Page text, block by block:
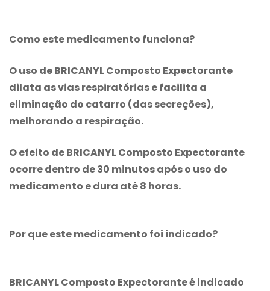
Como este medicamento funciona?
O uso deBRICANYL Composto Expectorante
dilata as vias respiratórias e facilita a
eliminação do catarro (das secreções),
melhorando a respiração.
O efeito deBRICANYL Composto Expectorante
ocorre dentro de 30 minutos após o uso do
medicamento e dura até 8 horas.
Por que este medicamento foi indicado?
BRICANYL Composto Expectoranteé indicado